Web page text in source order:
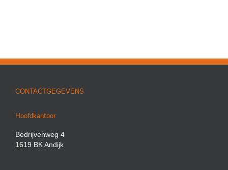
CONTACTGEGEVENS
Hoofdkantoor
Bedrijvenweg 4
1619 BK Andijk